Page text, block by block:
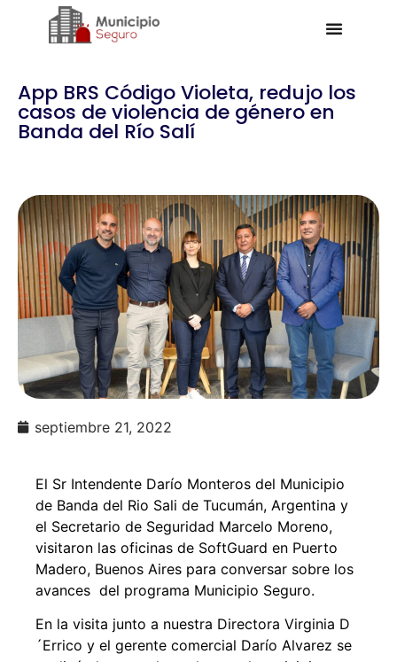
App BRS Código Violeta, redujo los
casos de violencia de género en
Banda del Río Salí
septiembre 21, 2022
El Sr Intendente Darío Monteros del Municipio
de Banda del Rio Sali de Tucumán, Argentina y
el Secretario de Seguridad Marcelo Moreno,
visitaron las oficinas de SoftGuard en Puerto
Madero, Buenos Aires para conversar sobre los
avances del programa Municipio Seguro.
En la visita junto a nuestra Directora Virginia D
´Errico y el gerente comercial Darío Alvarez se